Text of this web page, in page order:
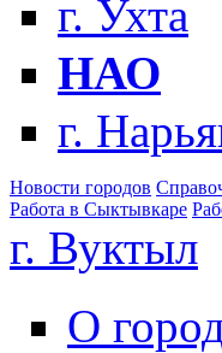
г. Ухта
НАО
г.
Новости городов
Работа в Сыктывкаре
г. Вуктыл
О